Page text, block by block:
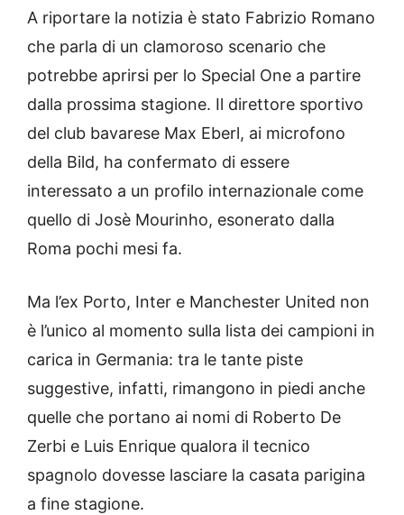
A riportare la notizia è stato Fabrizio Romano
che parla di un clamoroso scenario che
potrebbe aprirsi per lo Special One a partire
dalla prossima stagione. Il direttore sportivo
del club bavarese Max Eberl, ai microfono
della Bild, ha confermato di essere
interessato a un profilo internazionale come
quello di Josè Mourinho, esonerato dalla
Roma pochi mesi fa.
Ma l’ex Porto, Inter e Manchester United non
è l’unico al momento sulla lista dei campioni in
carica in Germania: tra le tante piste
suggestive, infatti, rimangono in piedi anche
quelle che portano ai nomi di Roberto De
Zerbi e Luis Enrique qualora il tecnico
spagnolo dovesse lasciare la casata parigina
a fine stagione.